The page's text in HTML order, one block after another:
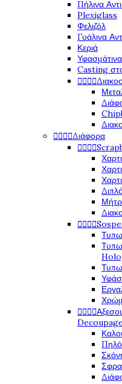
Πήλινα
Plexiglass
Φελιζόλ
Γυάλινα
Κεριά
Υφασμάτινα
Casting

Διάφορα


